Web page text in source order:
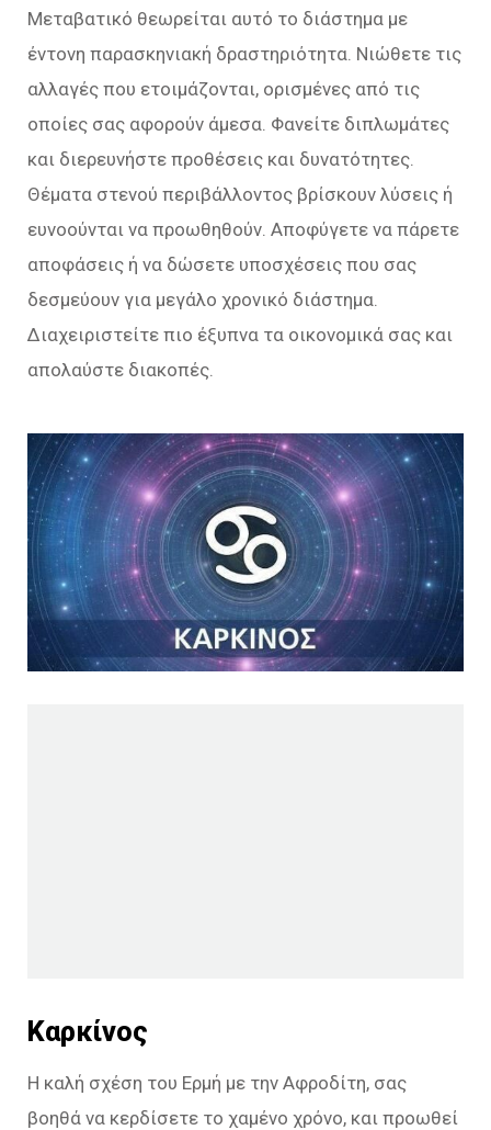
Μεταβατικό θεωρείται αυτό το διάστημα με
έντονη παρασκηνιακή δραστηριότητα. Νιώθετε τις
αλλαγές που ετοιμάζονται, ορισμένες από τις
οποίες σας αφορούν άμεσα. Φανείτε διπλωμάτες
και διερευνήστε προθέσεις και δυνατότητες.
Θέματα στενού περιβάλλοντος βρίσκουν λύσεις ή
ευνοούνται να προωθηθούν. Αποφύγετε να πάρετε
αποφάσεις ή να δώσετε υποσχέσεις που σας
δεσμεύουν για μεγάλο χρονικό διάστημα.
Διαχειριστείτε πιο έξυπνα τα οικονομικά σας και
απολαύστε διακοπές.
Καρκίνος
Η καλή σχέση του Ερμή με την Αφροδίτη, σας
βοηθά να κερδίσετε το χαμένο χρόνο, και προωθεί